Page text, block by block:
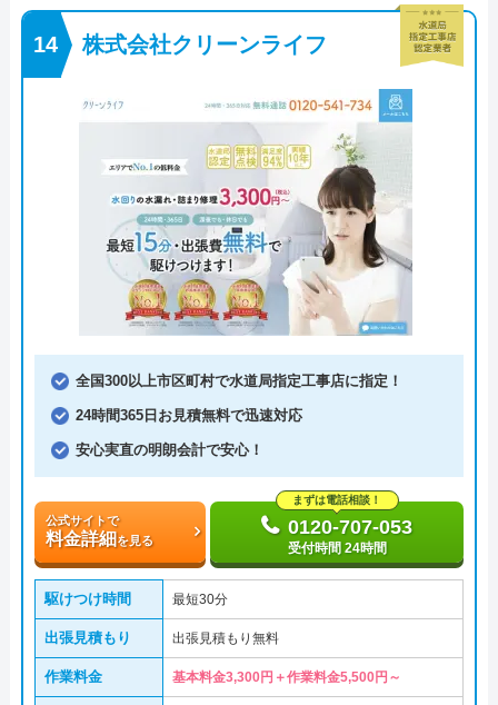
株式会社クリーンライフ
全国300以上市区町村で水道局指定工事店に指定！
24時間365日お見積無料で迅速対応
安心実直の明朗会計で安心！
公式サイトで
料金詳細 を見る
まずは電話相談！
0120-707-053
受付時間 24時間
駆けつけ時間 最短30分
出張見積もり 出張見積もり無料
作業料金 基本料金3,300円＋作業料金5,500円～